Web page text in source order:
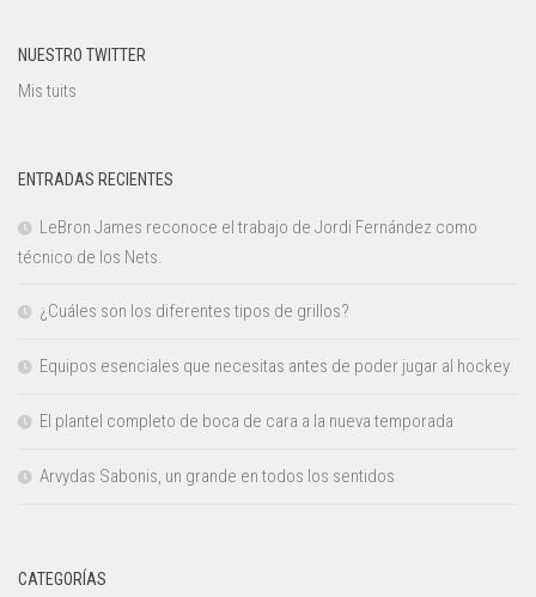
NUESTRO TWITTER
Mis tuits
ENTRADAS RECIENTES
LeBron James reconoce el trabajo de Jordi Fernández como
técnico de los Nets.
¿Cuáles son los diferentes tipos de grillos?
Equipos esenciales que necesitas antes de poder jugar al hockey
El plantel completo de boca de cara a la nueva temporada
Arvydas Sabonis, un grande en todos los sentidos
CATEGORÍAS